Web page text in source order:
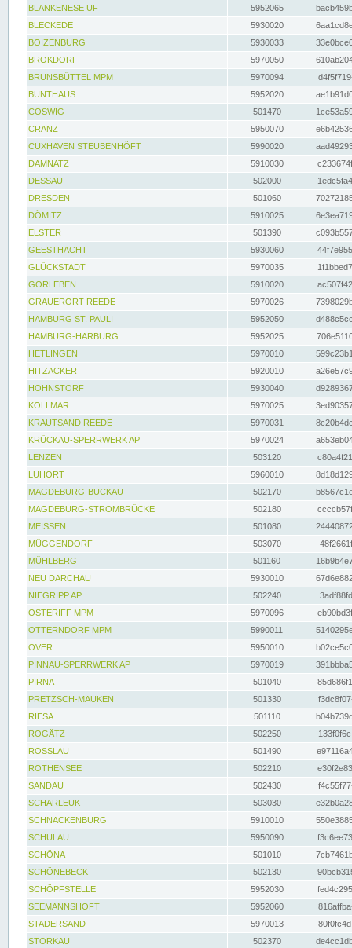
BLANKENESE UF
5952065
BLECKEDE
5930020
BOIZENBURG
5930033
BROKDORF
5970050
BRUNSBÜTTEL MPM
5970094
BUNTHAUS
5952020
COSWIG
501470
CRANZ
5950070
CUXHAVEN STEUBENHÖFT
5990020
DAMNATZ
5910030
DESSAU
502000
DRESDEN
501060
DÖMITZ
5910025
ELSTER
501390
GEESTHACHT
5930060
GLÜCKSTADT
5970035
GORLEBEN
5910020
GRAUERORT REEDE
5970026
HAMBURG ST. PAULI
5952050
HAMBURG-HARBURG
5952025
HETLINGEN
5970010
HITZACKER
5920010
HOHNSTORF
5930040
KOLLMAR
5970025
KRAUTSAND REEDE
5970031
KRÜCKAU-SPERRWERK AP
5970024
LENZEN
503120
LÜHORT
5960010
MAGDEBURG-BUCKAU
502170
MAGDEBURG-STROMBRÜCKE
502180
MEISSEN
501080
MÜGGENDORF
503070
MÜHLBERG
501160
NEU DARCHAU
5930010
NIEGRIPP AP
502240
OSTERIFF MPM
5970096
OTTERNDORF MPM
5990011
OVER
5950010
PINNAU-SPERRWERK AP
5970019
PIRNA
501040
PRETZSCH-MAUKEN
501330
RIESA
501110
ROGÄTZ
502250
ROSSLAU
501490
ROTHENSEE
502210
SANDAU
502430
SCHARLEUK
503030
SCHNACKENBURG
5910010
SCHULAU
5950090
SCHÖNA
501010
SCHÖNEBECK
502130
SCHÖPFSTELLE
5952030
SEEMANNSHÖFT
5952060
STADERSAND
5970013
STORKAU
502370